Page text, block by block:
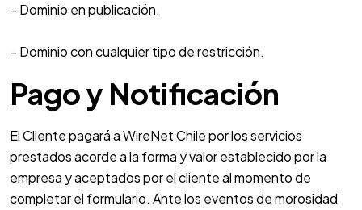
– Dominio en publicación.
– Dominio con cualquier tipo de restricción.
Pago y Notificación
El Cliente pagará a WireNet Chile por los servicios
prestados acorde a la forma y valor establecido por la
empresa y aceptados por el cliente al momento de
completar el formulario. Ante los eventos de morosidad